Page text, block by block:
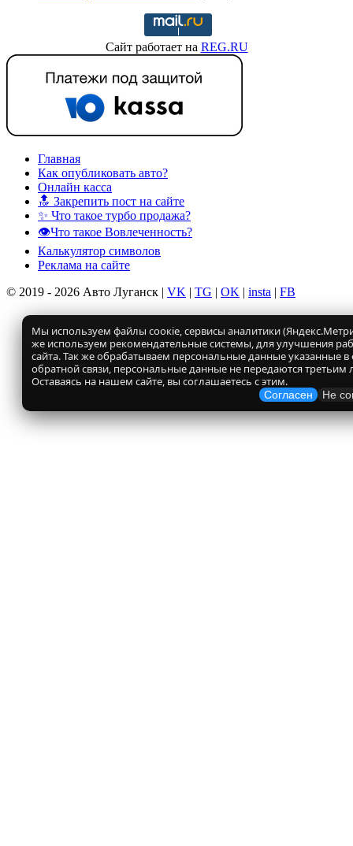
Сайт работает на REG.RU
Главная
Как опубликовать авто?
Онлайн касса
🔝 Закрепить пост на сайте
✨ Что такое турбо продажа?
👁️Что такое Вовлеченность?
Калькулятор символов
Реклама на сайте
© 2019 - 2026 Авто Луганск | VK | TG | OK | insta | FB
Мы используем файлы соокіе, сервисы аналитики
же используем рекомендательные системы, для улучшения
сайта. Так же обрабатываем персональные данные указанные
обратной связи, персональные данные не передаются третьим
Оставаясь на нашем сайте, вы соглашаетесь с этим.
Согласен Не